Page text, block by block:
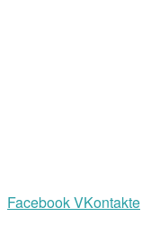
FacebookVKontakte